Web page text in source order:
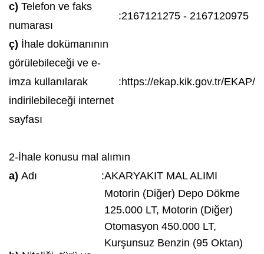
c) Telefon ve faks
numarası
:2167121275 - 2167120975
ç) İhale dokümanının
görülebileceği ve e-
imza kullanılarak
indirilebileceği internet
sayfası
:https://ekap.kik.gov.tr/EKAP/
2-İhale konusu mal alımın
a) Adı :AKARYAKIT MAL ALIMI
Motorin (Diğer) Depo Dökme
125.000 LT, Motorin (Diğer)
Otomasyon 450.000 LT,
Kurşunsuz Benzin (95 Oktan)